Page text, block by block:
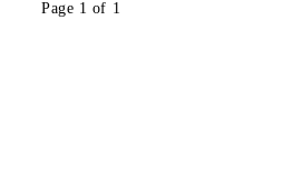
Page 1 of 1